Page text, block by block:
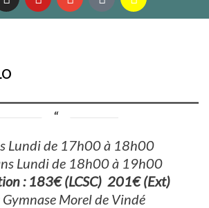
Lundi de 17h00 à 18h00
Lundi de 18h00 à 19h00
: 183€ (LCSC) 201€ (Ext)
Gymnase Morel de Vindé